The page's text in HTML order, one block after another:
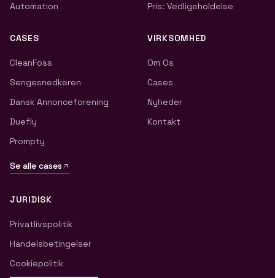
Automation
Pris: Vedligeholdelse
CASES
CleanFoss
Sengesnedkeren
Dansk Annonceforening
Duefly
Prompty
Se alle cases
VIRKSOMHED
Om Os
Cases
Nyheder
Kontakt
JURIDISK
Privatlivspolitik
Handelsbetingelser
Cookiepolitik